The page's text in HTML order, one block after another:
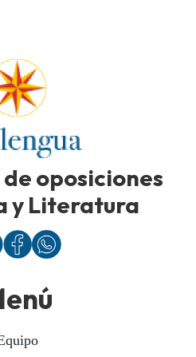
oposiciones
y Literatura